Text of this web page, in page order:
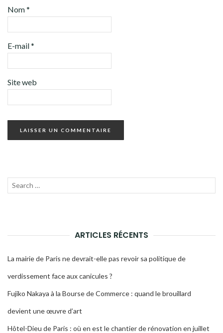
Nom*
E-mail*
Site web
Recherche
ARTICLES RÉCENTS
La mairie de Paris ne devrait-elle pas revoir sa politique de
verdissement face aux canicules ?
Fujiko Nakaya à la Bourse de Commerce : quand le brouillard
devient une œuvre d’art
Hôtel-Dieu de Paris : où en est le chantier de rénovation en juillet